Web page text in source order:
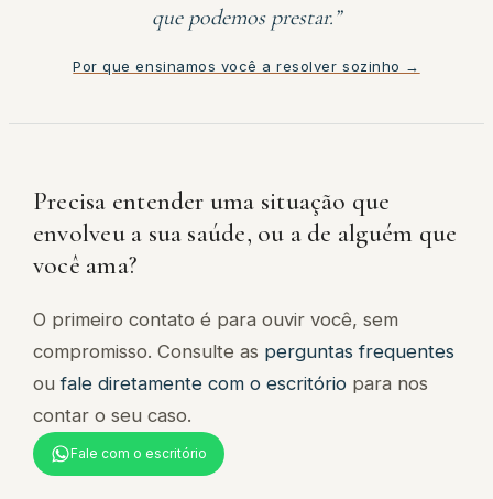
que podemos prestar.”
Por que ensinamos você a resolver sozinho →
Precisa entender uma situação que
envolveu a sua saúde, ou a de alguém que
você ama?
O primeiro contato é para ouvir você, sem
compromisso. Consulte as perguntas frequentes
oufale diretamente com o escritório para nos
contar o seu caso.
Fale com o escritório